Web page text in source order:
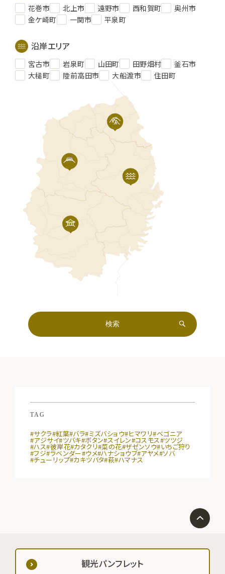
花巻市 北上市 遠野市 西和賀町
奥州市
金ケ崎町
一関市 平泉町
沿岸エリア
宮古市 岩泉町 山田町 田野畑村
釜石市
大槌町
陸前高田市 大船渡市 住田町
TAG
#サクラ#紅葉#バラ#ミズバショウ#ヒマワリ#ベゴニア
#アジサイ#ツバキ#ボタン#スイレン#コスモス#ツツジ
#ハス#彼岸花#カタクリ#菜の花#ザゼンソウ#いちご狩り
#フジ#ラベンダー#ウメ#ハナショウブ#アヤメ#ソバ
#チューリップ#カキツバタ#萩#ハマナス
観光パンフレット